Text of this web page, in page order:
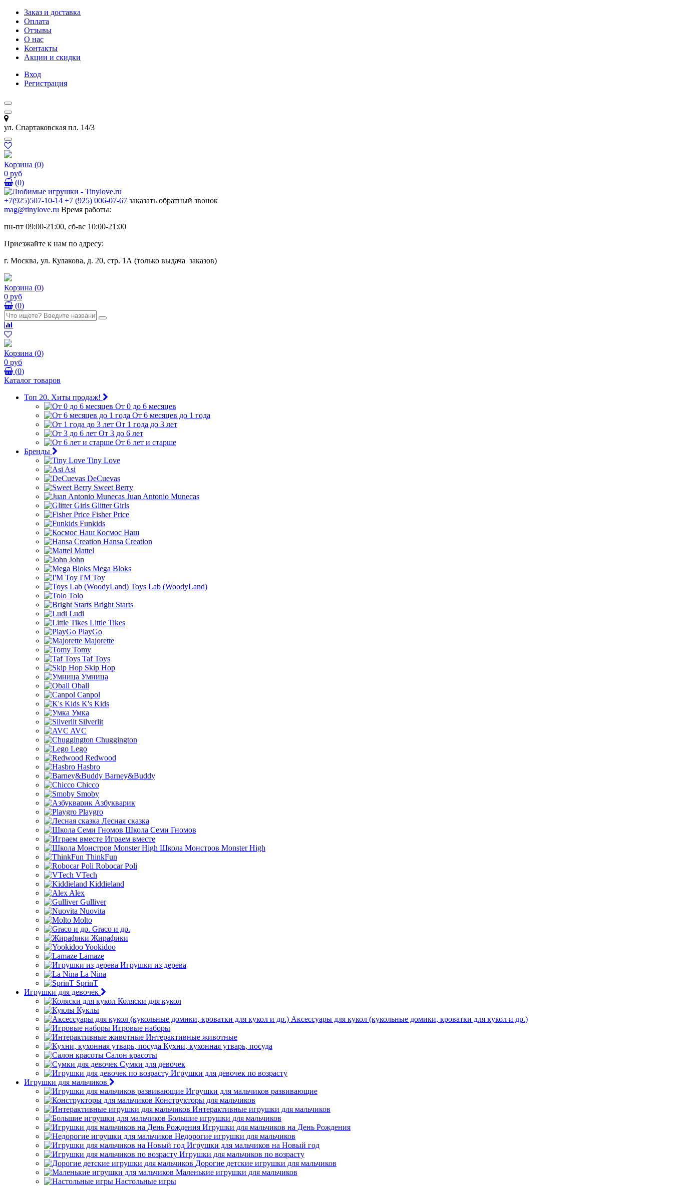
Заказ и доставка
Оплата
Отзывы
О нас
Контакты
Акции и скидки
Вход
Регистрация
ул. Спартаковская пл. 14/3
Корзина (0)
0 руб
(0)
+7(925)507-10-14 +7 (925) 006-07-67 заказать обратный звонок
mag@tinylove.ru Время работы:
пн-пт 09:00-21:00, сб-вс 10:00-21:00
Приезжайте к нам по адресу:
г. Москва, ул. Кулакова, д. 20, стр. 1А (только выдача заказов)
Корзина (0)
0 руб
(0)
Корзина (0)
0 руб
(0)
Каталог товаров
Топ 20. Хиты продаж!
От 0 до 6 месяцев
От 6 месяцев до 1 года
От 1 года до 3 лет
От 3 до 6 лет
От 6 лет и старше
Бренды
Tiny Love
Asi
DeCuevas
Sweet Berry
Juan Antonio Munecas
Glitter Girls
Fisher Price
Funkids
Космос Наш
Hansa Creation
Mattel
John
Mega Bloks
I'M Toy
Toys Lab (WoodyLand)
Tolo
Bright Starts
Ludi
Little Tikes
PlayGo
Majorette
Tomy
Taf Toys
Skip Hop
Умница
Oball
Canpol
K's Kids
Умка
Silverlit
AVC
Chuggington
Lego
Redwood
Hasbro
Barney&Buddy
Chicco
Smoby
Азбукварик
Playgro
Лесная сказка
Школа Семи Гномов
Играем вместе
Школа Монстров Monster High
ThinkFun
Robocar Poli
VTech
Kiddieland
Alex
Gulliver
Nuovita
Molto
Graco и др.
Жирафики
Yookidoo
Lamaze
Игрушки из дерева
La Nina
SprinT
Игрушки для девочек
Коляски для кукол
Куклы
Аксессуары для кукол (кукольные домики, кроватки для кукол и др.)
Игровые наборы
Интерактивные животные
Кухни, кухонная утварь, посуда
Салон красоты
Сумки для девочек
Игрушки для девочек по возрасту
Игрушки для мальчиков
Игрушки для мальчиков развивающие
Конструкторы для мальчиков
Интерактивные игрушки для мальчиков
Большие игрушки для мальчиков
Игрушки для мальчиков на День Рождения
Недорогие игрушки для мальчиков
Игрушки для мальчиков на Новый год
Игрушки для мальчиков по возрасту
Дорогие детские игрушки для мальчиков
Маленькие игрушки для мальчиков
Настольные игры